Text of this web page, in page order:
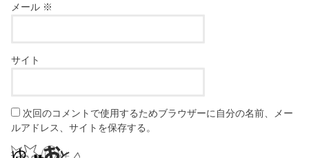
メール ※
サイト
次回のコメントで使用するためブラウザーに自分の名前、メー
ルアドレス、サイトを保存する。